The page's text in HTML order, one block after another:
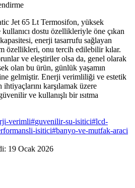
Jet 65 Lt Termosifon, yüksek
kullanıcı dostu özellikleriyle öne çıkan
kapasitesi, enerji tasarrufu sağlayan
özellikleri, onu tercih edilebilir kılar.
ve eleştiriler olsa da, genel olarak
olan bu ürün, günlük yaşamın
gelmiştir. Enerji verimliliği ve estetik
karşılamak üzere
ve kullanışlı bir ısıtma
verimli#guvenilir-su-isitici#lcd-
isitici#banyo-ve-mutfak-araci
19 Ocak 2026